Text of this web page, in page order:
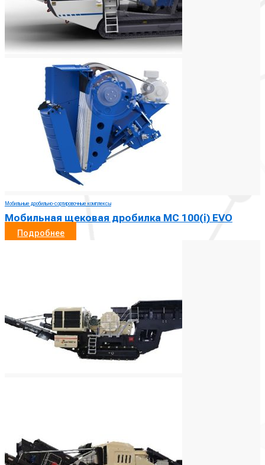
Мобильные дробильно-сортировочные комплексы
Мобильная щековая дробилка MC 100(i) EVO
Подробнее